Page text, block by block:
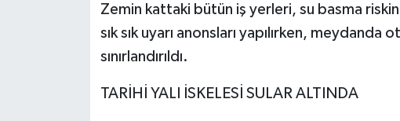
Zemin kattaki bütün iş yerleri, su basma
sık sık uyarı anonsları yapılırken, meydanda
sınırlandırıldı.
TARİHİ YALI İSKELESİ SULAR ALTINDA